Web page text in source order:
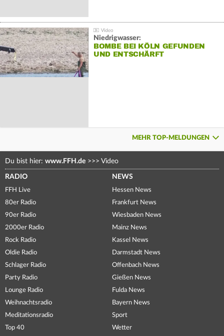
Niedrigwasser:
BOMBE BEI KÖLN GEFUNDEN
UND ENTSCHÄRFT
MEHR TOP-MELDUNGEN
Du bist hier: www.FFH.de >>> Video
RADIO
FFH Live
80er Radio
90er Radio
2000er Radio
Rock Radio
Oldie Radio
Schlager Radio
Party Radio
Lounge Radio
Weihnachtsradio
Meditationsradio
Top 40
NEWS
Hessen News
Frankfurt News
Wiesbaden News
Mainz News
Kassel News
Darmstadt News
Offenbach News
Gießen News
Fulda News
Bayern News
Sport
Wetter